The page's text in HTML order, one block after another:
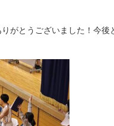
がとうございました！今後